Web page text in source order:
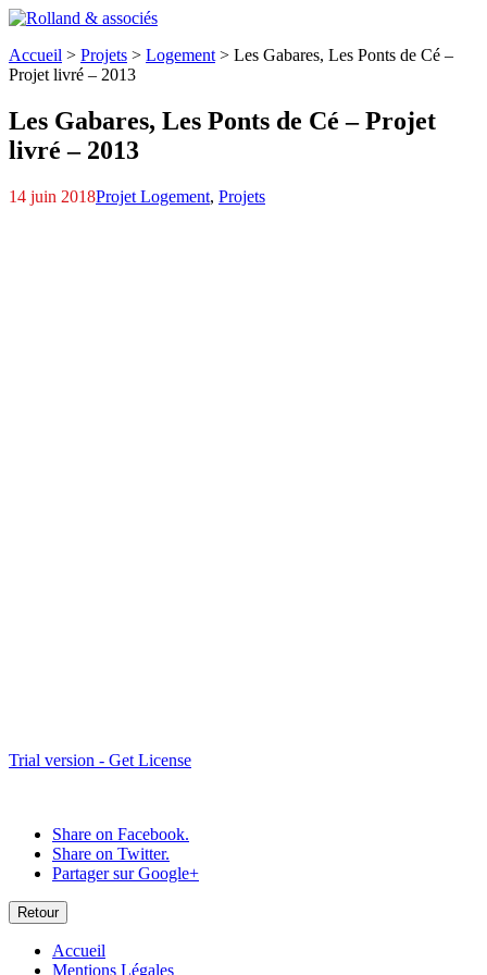
Accueil > Projets > Logement > Les Gabares, Les Ponts de Cé –
Projet livré – 2013
Les Gabares, Les Ponts de Cé – Projet
livré – 2013
14 juin 2018Projet Logement, Projets
Trial version - Get License
Share on Facebook.
Share on Twitter.
Partager sur Google+
Retour
Accueil
Mentions Légales